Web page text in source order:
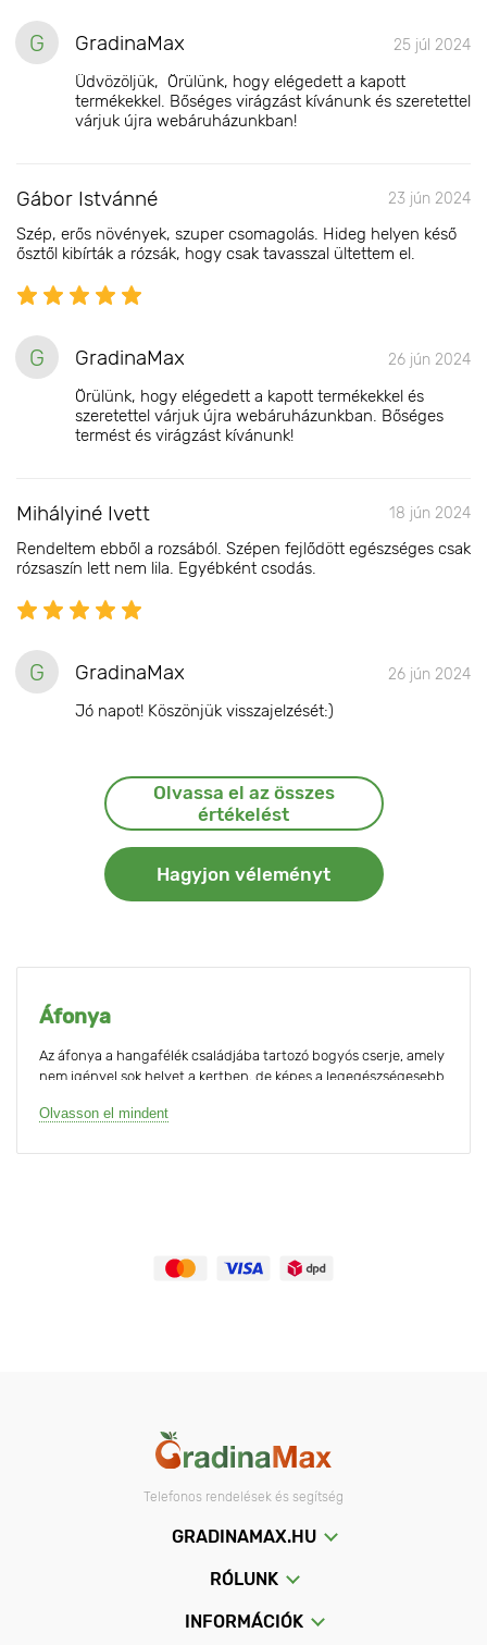
G GradinaMax 25 júl 2024
Üdvözöljük, Örülünk, hogy elégedett a kapott
termékekkel. Bőséges virágzást kívánunk és szeretettel
várjuk újra webáruházunkban!
Gábor Istvánné 23 jún 2024
Szép, erős növények, szuper csomagolás. Hideg helyen késő
ősztől kibírták a rózsák, hogy csak tavasszal ültettem el.
G GradinaMax 26 jún 2024
Örülünk, hogy elégedett a kapott termékekkel és
szeretettel várjuk újra webáruházunkban. Bőséges
termést és virágzást kívánunk!
Mihályiné Ivett 18 jún 2024
Rendeltem ebből a rozsából. Szépen fejlődött egészséges csak
rózsaszín lett nem lila. Egyébként csodás.
G GradinaMax 26 jún 2024
Jó napot! Köszönjük visszajelzését:)
Olvassa el az összes
értékelést
Hagyjon véleményt
Áfonya
Az áfonya a hangafélék családjába tartozó bogyós cserje, amely
nem igényel sok helyet a kertben, de képes a legegészségesebb
áfonya tele van, megőrizheti, sőt helyreállíthatja a látást, ami
folyamatosan használ elektronikus eszközöket.
természetes környezet, így ennek a bogyónak a kerti
Amellett, hogy a fent említett szükség van a savanyú talaj
Olvasson el mindent
Telefonos rendelések és segítség
GRADINAMAX.HU
RÓLUNK
INFORMÁCIÓK